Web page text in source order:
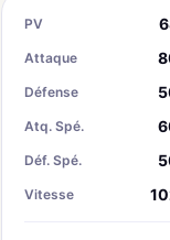
PV
Attaque
Défense
Atq. Spé.
Déf. Spé.
Vitesse